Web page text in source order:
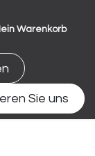
Warenkorb
Sie uns